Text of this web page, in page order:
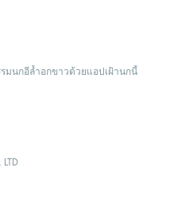
รมนกอีล้ำอกขาวด้วยแอปเฝ้านกนี้